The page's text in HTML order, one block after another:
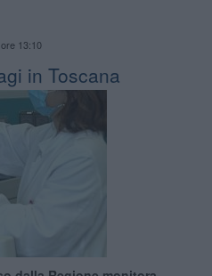
13:10
in Toscana